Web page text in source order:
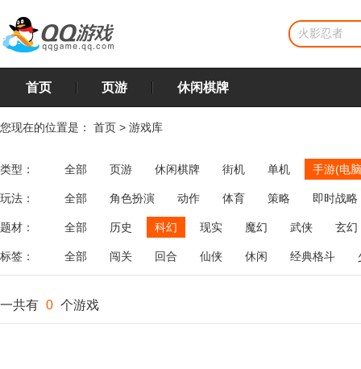
首页 页游 休闲棋牌
您现在的位置是： 首页 > 游戏库
类型： 全部 页游 休闲棋牌 街机 单机 手游(电
玩法： 全部 角色扮演 动作 体育 策略
即时战略
飞行
恋爱 第三人称射击 棋类 牌类 麻将
题材： 全部 历史 科幻 现实 魔幻 武侠 玄幻
标签： 全部 闯关 回合 仙侠 休闲 经典格斗
一共有 0 个游戏